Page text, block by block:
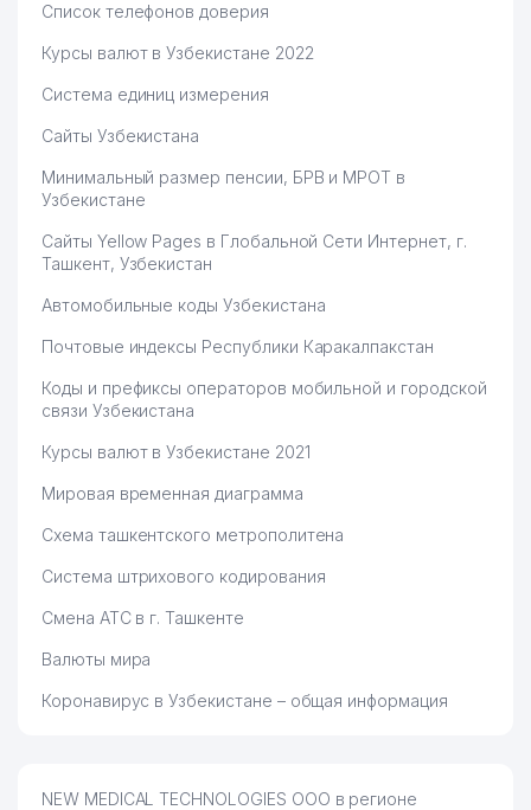
Список телефонов доверия
Курсы валют в Узбекистане 2022
Система единиц измерения
Сайты Узбекистана
Минимальный размер пенсии, БРВ и МРОТ в
Узбекистане
Сайты Yellow Pages в Глобальной Сети Интернет, г.
Ташкент, Узбекистан
Автомобильные коды Узбекистана
Почтовые индексы Республики Каракалпакстан
Коды и префиксы операторов мобильной и городской
связи Узбекистана
Курсы валют в Узбекистане 2021
Мировая временная диаграмма
Схема ташкентского метрополитена
Система штрихового кодирования
Смена АТС в г. Ташкенте
Валюты мира
Коронавирус в Узбекистане – общая информация
NEW MEDICAL TECHNOLOGIES ООО в регионе